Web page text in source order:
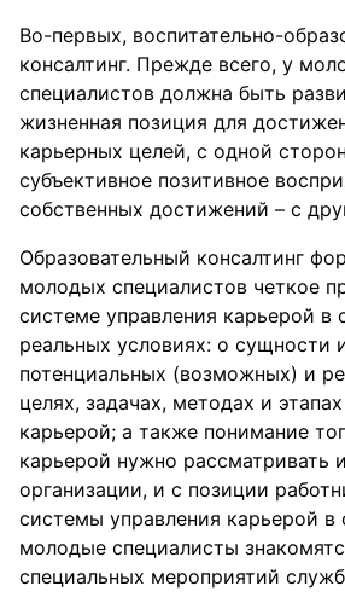
Во-первых, воспитательно-
консалтинг. Прежде всего, у
специалистов должна быть
жизненная позиция для
карьерных целей, с одной
субъективное позитивное
собственных достижений – с
Образовательный консалтинг
молодых специалистов четкое
системе управления карьерой в
реальных условиях: о сущности
потенциальных (возможных) и
целях, задачах, методах и
карьерой; а также понимание
карьерой нужно рассматривать
организации, и с позиции
системы управления карьерой в
молодые специалисты
специальных мероприятий